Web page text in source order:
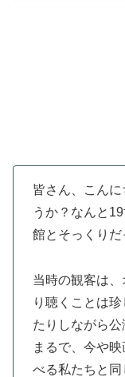
皆さん、こん
うか？なんと
館とそっくりだ
当時の観客は、
り聴くことは
たりしながら公
まるで、今や
べる私たちと